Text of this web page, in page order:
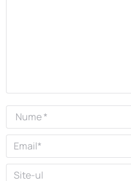
Nume *
Email *
Site-ul